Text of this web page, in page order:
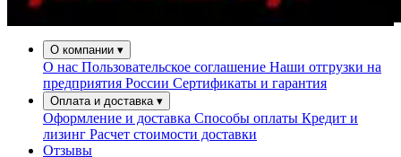
О компании ▾
О нас Пользовательское соглашение Наши отгрузки на
предприятия России Сертификаты и гарантия
Оплата и доставка ▾
Оформление и доставка Способы оплаты Кредит и
лизинг Расчет стоимости доставки
Отзывы